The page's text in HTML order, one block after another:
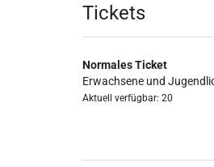
Produkte
Tickets
Normales Ticket
Erwachsene und
Aktuell verfügbar: 20